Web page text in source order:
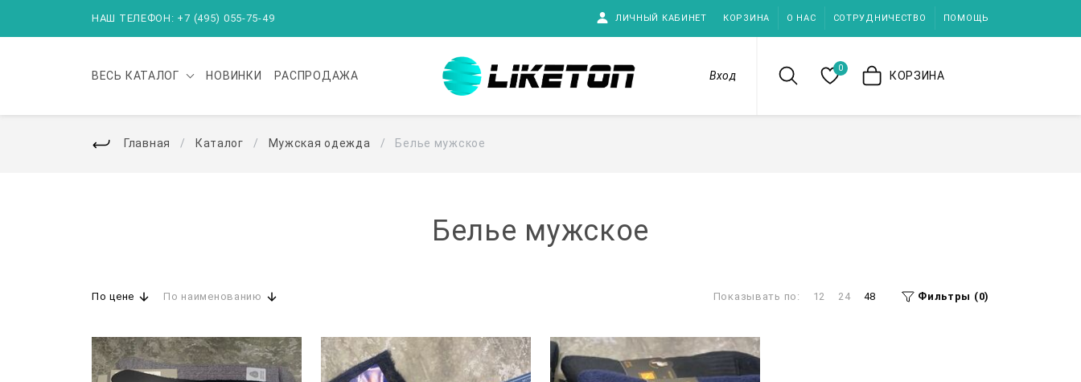
НАШ ТЕЛЕФОН: +7 (495) 055-75-49 ЛИЧНЫЙ КАБИНЕТ КОРЗИНА О НАС СОТРУДНИЧЕСТВО ПОМОЩЬ
ВЕСЬ КАТАЛОГ НОВИНКИ РАСПРОДАЖА Вход
0
КОРЗИНА
Главная Каталог Мужская одежда Белье мужское
Белье мужское
По цене По наименованию Показывать по: 12 24 48 Фильтры (0)